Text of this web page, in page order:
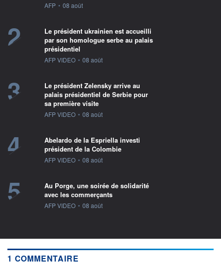
information fournie par
AFP • 08 août
2
Le président ukrainien est accueilli
par son homologue serbe au palais
présidentiel
information fournie par
AFP VIDEO • 08 août
3
Le président Zelensky arrive au
palais présidentiel de Serbie pour
sa première visite
information fournie par
AFP VIDEO • 08 août
4
Abelardo de la Espriella investi
président de la Colombie
information fournie par
AFP VIDEO • 08 août
5
Au Porge, une soirée de solidarité
avec les commerçants
information fournie par
AFP VIDEO • 08 août
1 COMMENTAIRE